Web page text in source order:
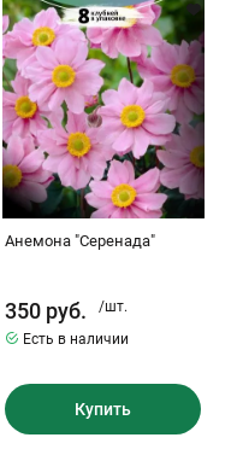
Анемона "Серенада"
350 руб.
/шт.
Есть в наличии
Купить